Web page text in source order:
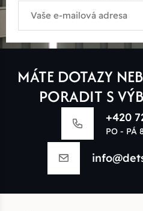
MÁTE DOTAZY
PORADIT S
+420
PO - PÁ